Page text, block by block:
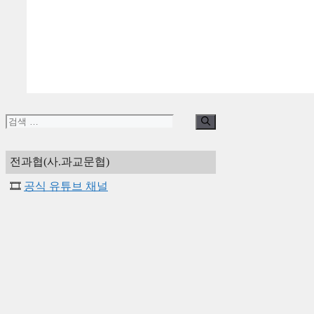
검
전과협(사.과교문협)
🎞️ 공식 유튜브 채널